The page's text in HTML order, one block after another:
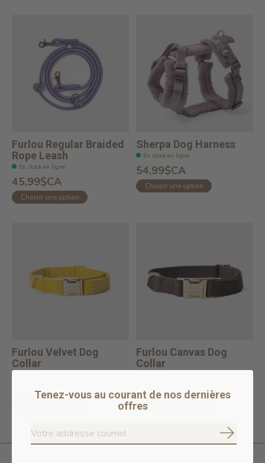
Furlou Regular Braided
Rope Leash
En stock en ligne
45,99$CA
Choisir une option
Sherpa Dog Harness
En stock en ligne
54,99$CA
Choisir une option
Furlou Velvet Dog
Collar
39,99$CA
Furlou Canvas Dog
Collar
36,99$CA
Choisir une option
Tenez-vous au courant de nos dernières
offres